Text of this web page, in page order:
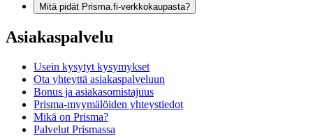
Mitä pidät Prisma.fi-verkkokaupasta?
Asiakaspalvelu
Usein kysytyt kysymykset
Ota yhteyttä asiakaspalveluun
Bonus ja asiakasomistajuus
Prisma-myymälöiden yhteystiedot
Mikä on Prisma?
Palvelut Prismassa